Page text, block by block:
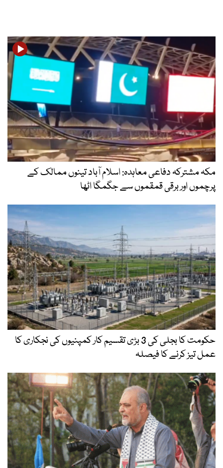
مکہ مشترکہ دفاعی معاہدہ: اسلام آباد تینوں ممالک کے
پرچموں اور برقی قمقموں سے جگمگا اٹھا
حکومت کا بجلی کی 3 بڑی تقسیم کار کمپنیوں کی نجکاری کا
عمل تیز کرنے کا فیصلہ